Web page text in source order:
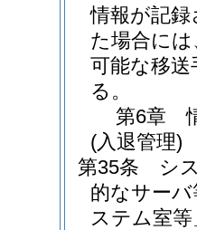
情報が記
た場合に
可能な移
る。
第6章
(入退管理)
第35条
シ
的なサー
ステム室